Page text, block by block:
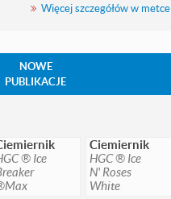
Więcej szczegółów w metce
NOWE
PUBLIKACJE
® Ice
Ciemiernik
HGC ® Ice
N' Roses
White